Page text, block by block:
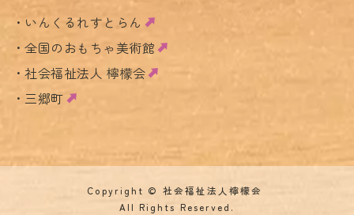
いんくるれすとらん
全国のおもちゃ美術館
社会福祉法人 檸檬会
三郷町
Copyright © 社会福祉法人檸檬会
All Rights Reserved.